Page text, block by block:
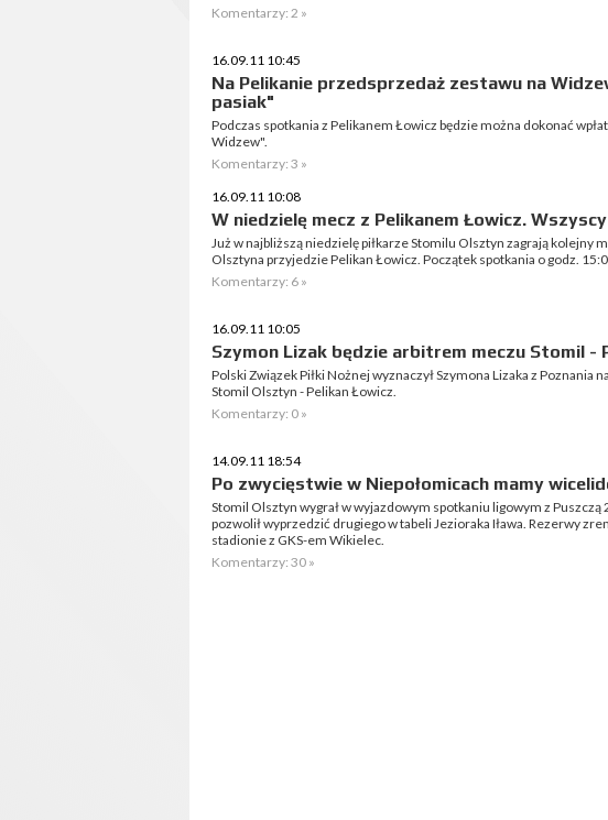
Komentarzy: 2 »
16.09.11 10:45
Na Pelikanie przedsprzedaż zestawu na
pasiak"
Podczas spotkania z Pelikanem Łowicz będzie można dokonać
Widzew".
Komentarzy: 3 »
16.09.11 10:08
W niedzielę mecz z Pelikanem Łowicz.
Już w najbliższą niedzielę piłkarze Stomilu Olsztyn zagrają kolejny
Olsztyna przyjedzie Pelikan Łowicz. Początek spotkania o godz.
Komentarzy: 6 »
16.09.11 10:05
Szymon Lizak będzie arbitrem meczu Stomil -
Polski Związek Piłki Nożnej wyznaczył Szymona Lizaka z Poznania
Stomil Olsztyn - Pelikan Łowicz.
Komentarzy: 0 »
14.09.11 18:54
Po zwycięstwie w Niepołomicach mamy
Stomil Olsztyn wygrał w wyjazdowym spotkaniu ligowym z
pozwolił wyprzedzić drugiego w tabeli Jezioraka Iława. Rezerwy
stadionie z GKS-em Wikielec.
Komentarzy: 30 »